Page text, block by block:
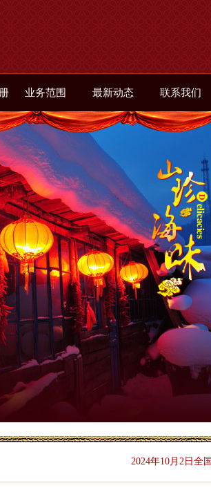
业务范围 最新动态 联系我们
2024年10月2日全国主